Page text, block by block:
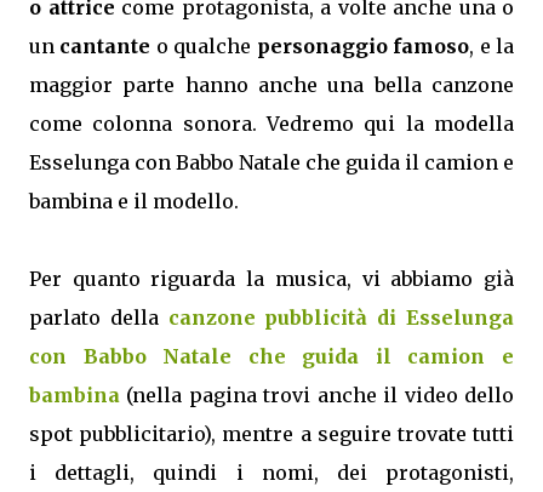
o attrice come protagonista, a volte anche una o
un cantante o qualche personaggio famoso, e la
maggior parte hanno anche una bella canzone
come colonna sonora. Vedremo qui la modella
Esselunga con Babbo Natale che guida il camion e
bambina e il modello.
Per quanto riguarda la musica, vi abbiamo già
parlato della canzone pubblicità di Esselunga
con Babbo Natale che guida il camion e
bambina (nella pagina trovi anche il video dello
spot pubblicitario), mentre a seguire trovate tutti
i dettagli, quindi i nomi, dei protagonisti,